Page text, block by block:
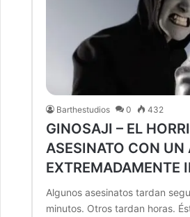
Barthestudios 0 432
GINOSAJI – EL
ASESINATO CON UN
EXTREMADAMENTE
Algunos asesinatos tardan
minutos. Otros tardan horas.